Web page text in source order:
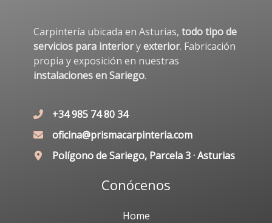
Carpintería ubicada en Asturias, todo tipo de
servicios para interioryexterior. Fabricación
propia y exposición en nuestras
instalaciones en Sariego.
+34 985 74 80 34
oficina@prismacarpinteria.com
Polígono de Sariego, Parcela 3 · Asturias
Conócenos
Home